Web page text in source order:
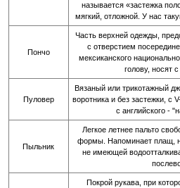
называется «застежка
мягкий, отложной. У нас
Пончо
Часть верхней одежды,
с отверстием
мексиканского
голову, носят
Пуловер
Вязаный или трикотажный
воротника и без застежки, с
с английского -
Пыльник
Легкое летнее пальто
формы. Напоминает плащ,
не имеющей
Покрой рукава, при